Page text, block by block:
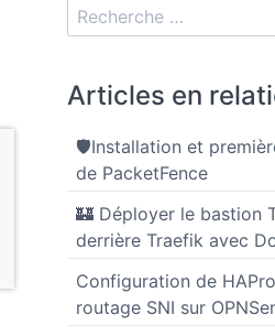
Articles en
🛡️Installation et
de PacketFence
🏰 Déployer le bastion
derrière Traefik avec
Configuration de
routage SNI sur